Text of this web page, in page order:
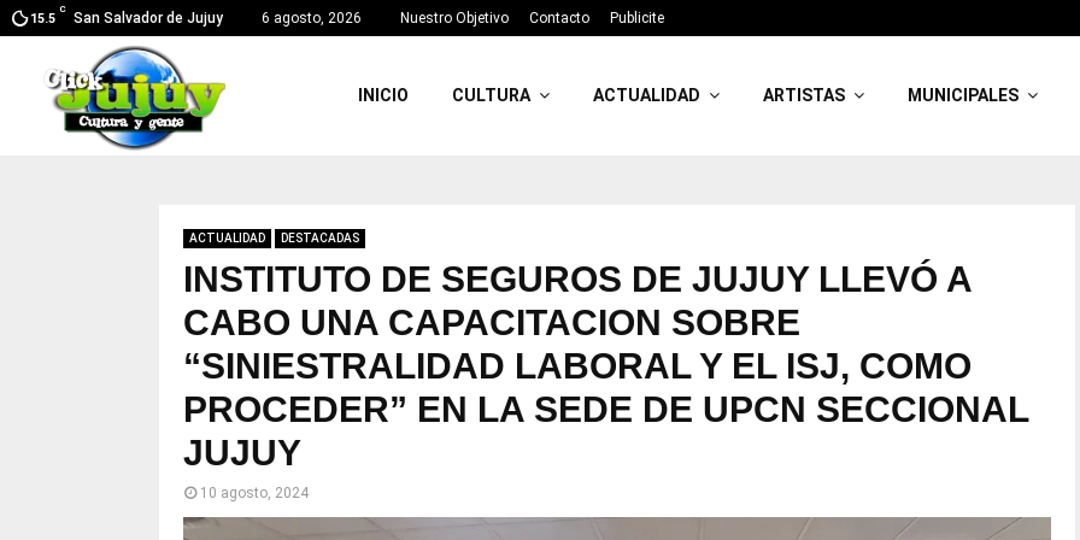
15.5
C
San Salvador de Jujuy 6 agosto, 2026 Nuestro Objetivo Contacto Publicite
INICIO CULTURA ACTUALIDAD ARTISTAS MUNICIPALES
ACTUALIDAD DESTACADAS
INSTITUTO DE SEGUROS DE JUJUY LLEVÓ A
CABO UNA CAPACITACION SOBRE
“SINIESTRALIDAD LABORAL Y EL ISJ, COMO
PROCEDER” EN LA SEDE DE UPCN SECCIONAL
JUJUY
10 agosto, 2024